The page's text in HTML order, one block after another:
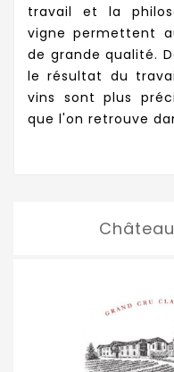
travail et la
vigne permettent
de grande qualité.
le résultat du
vins sont plus
que l'on retrouve